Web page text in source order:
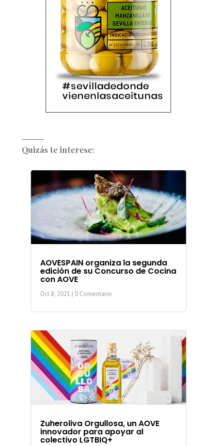
Quizás te interese:
AOVESPAIN organiza la segunda
edición de su Concurso de Cocina
con AOVE
Oct 8, 2021 | 0 Comentario
Zuheroliva Orgullosa, un AOVE
innovador para apoyar al
colectivo LGTBIQ+